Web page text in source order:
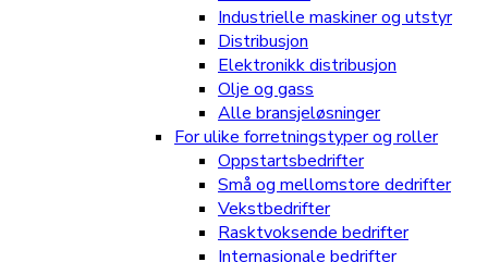
Industrielle maskiner og utstyr
Distribusjon
Elektronikk distribusjon
Olje og gass
Alle bransjeløsninger
For ulike forretningstyper og roller
Oppstartsbedrifter
Små og mellomstore dedrifter
Vekstbedrifter
Rasktvoksende bedrifter
Internasjonale bedrifter